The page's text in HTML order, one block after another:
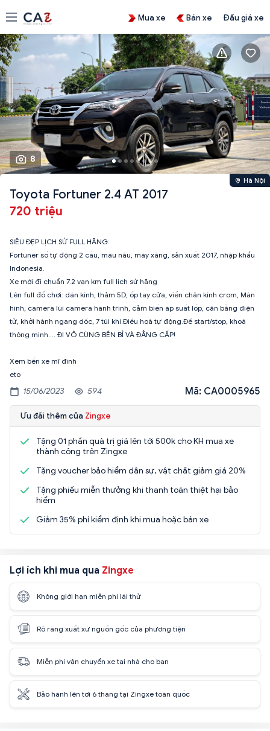
Mua xe Bán xe Đấu giá xe
8
Hà Nội
Toyota Fortuner 2.4 AT 2017
720 triệu
SIÊU ĐẸP LỊCH SỬ FULL HÃNG:
Fortuner số tự động 2 cầu, màu nâu, máy xăng, sản xuất 2017, nhập khẩu
Indonesia.
Xe mới đi chuẩn 7.2 vạn km full lịch sử hãng
Lên full đồ chơi: dán kính, thảm 5D, ốp tay cửa, viền chân kính crom, Màn
hình, camera lùi camera hành trình, cảm biến áp suất lốp, cân bằng điện
tử, khởi hành ngang dốc, 7 túi khí.Điều hoà tự động.Đề start/stop, khoá
thông minh…. ĐI VÔ CÙNG BỀN BỈ VÀ ĐẲNG CẤP!
Xem bến xe mĩ đình
eto
15/06/2023 594 Mã: CA0005965
Ưu đãi thêm của Zingxe
Tặng 01 phần quà trị giá lên tới 500k cho KH mua xe
thành công trên Zingxe
Tặng voucher bảo hiểm dân sự, vật chất giảm giá 20%
Tặng phiếu miễn thưởng khi thanh toán thiệt hại bảo
hiểm
Giảm 35% phí kiểm định khi mua hoặc bán xe
Lợi ích khi mua qua Zingxe
Không giới hạn miễn phí lái thử
Rõ ràng xuất xứ nguồn gốc của phương tiện
Miễn phí vận chuyển xe tại nhà cho bạn
Bảo hành lên tới 6 tháng tại Zingxe toàn quốc